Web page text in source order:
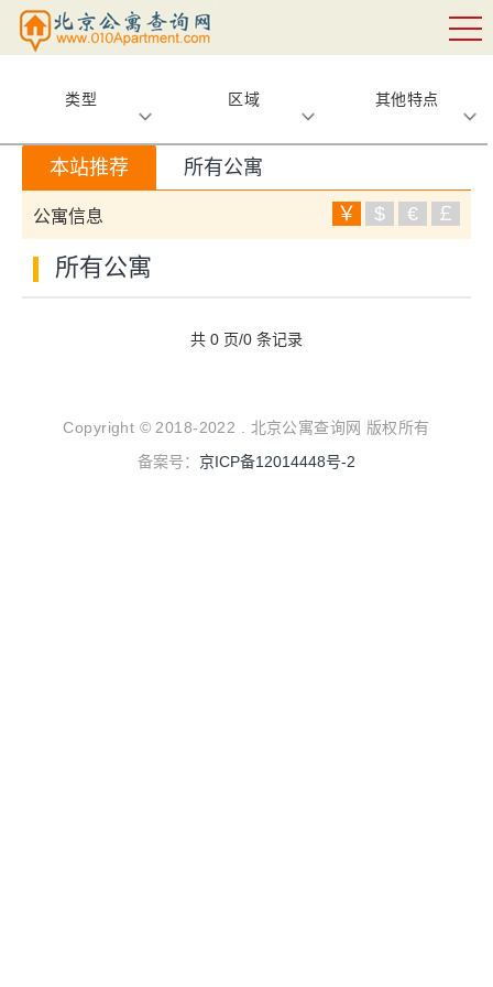
类型 区域 其他特点
本站推荐 所有公寓
公寓信息 ￥ $ € ￡
所有公寓
共 0 页/0 条记录
Copyright © 2018-2022 . 北京公寓查询网 版权所有
备案号： 京ICP备12014448号-2